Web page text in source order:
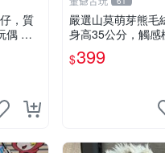
，質
偶 柔
嚴選山莫萌芽熊毛
身高35公分，觸感
收藏 萌芽熊 毛絨
玩偶
$399